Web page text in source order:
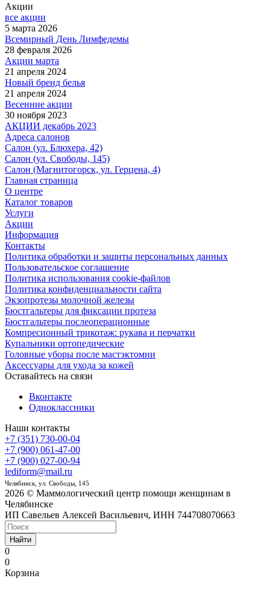
Акции
все акции
5 марта 2026
Всемирный День Лимфедемы
28 февраля 2026
Акции марта
21 апреля 2024
Новый бренд белья
21 апреля 2024
Весенние акции
30 ноября 2023
АКЦИИ декабрь 2023
Адреса салонов
Салон (ул. Блюхера, 42)
Салон (ул. Свободы, 145)
Салон (Магнитогорск, ул. Герцена, 4)
Главная страница
О центре
Каталог товаров
Услуги
Акции
Информация
Контакты
Политика обработки и защиты персональных данных
Пользовательское соглашение
Политика использования cookie-файлов
Политика конфиденциальности сайта
Экзопротезы молочной железы
Бюстгальтеры для фиксации протеза
Бюстгальтеры послеоперационные
Компресионный трикотаж: рукава и перчатки
Купальники ортопедические
Головные уборы после мастэктомии
Аксессуары для ухода за кожей
Оставайтесь на связи
Вконтакте
Одноклассники
Наши контакты
+7 (351) 730-00-04
+7 (900) 061-47-00
+7 (900) 027-00-94
lediform@mail.ru
Челябинск, ул. Свободы, 145
2026 © Маммологический центр помощи женщинам в
Челябинске
ИП Савельев Алексей Васильевич, ИНН 744708070663
Найти
0
0
Корзина